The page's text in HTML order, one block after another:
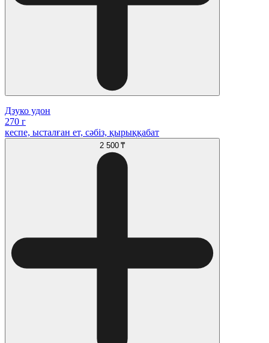
Дзуко удон
270 г
кеспе, ысталған ет, сәбіз, қырыққабат
2 500 ₸